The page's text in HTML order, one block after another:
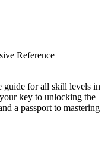
Reference
guide for all skill levels in
key to unlocking the
a passport to mastering